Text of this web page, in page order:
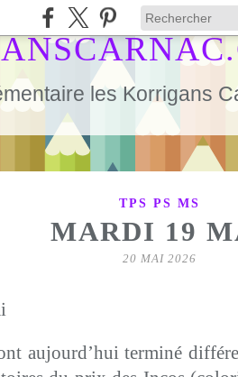
les Korrigans
TPS PS MS
MARDI 19
20 MAI 2026
aujourd’hui terminé